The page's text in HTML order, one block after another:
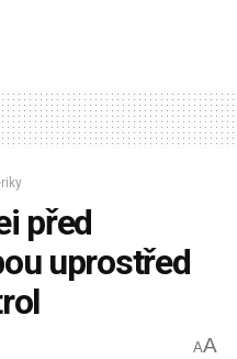
před
uprostřed
AA